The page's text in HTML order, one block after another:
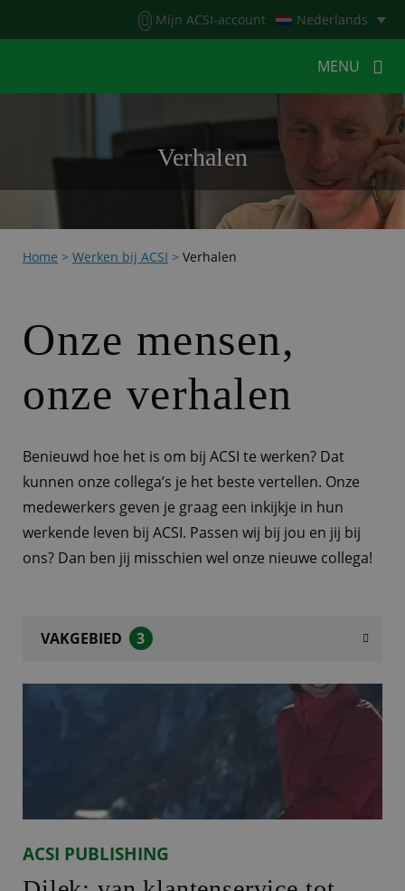
Mijn ACSI-account Nederlands
MENU
HOME
VOOR KAMPEERDERS
VOOR CAMPINGSKAMPEERNIEUWS
Verhalen
Home > Werken bij ACSI > Verhalen
Onze mensen,
onze verhalen
Benieuwd hoe het is om bij ACSI te werken? Dat
kunnen onze collega’s je het beste vertellen. Onze
medewerkers geven je graag een inkijkje in hun
werkende leven bij ACSI. Passen wij bij jou en jij bij
ons? Dan ben jij misschien wel onze nieuwe collega!
VAKGEBIED 3
ACSI PUBLISHING